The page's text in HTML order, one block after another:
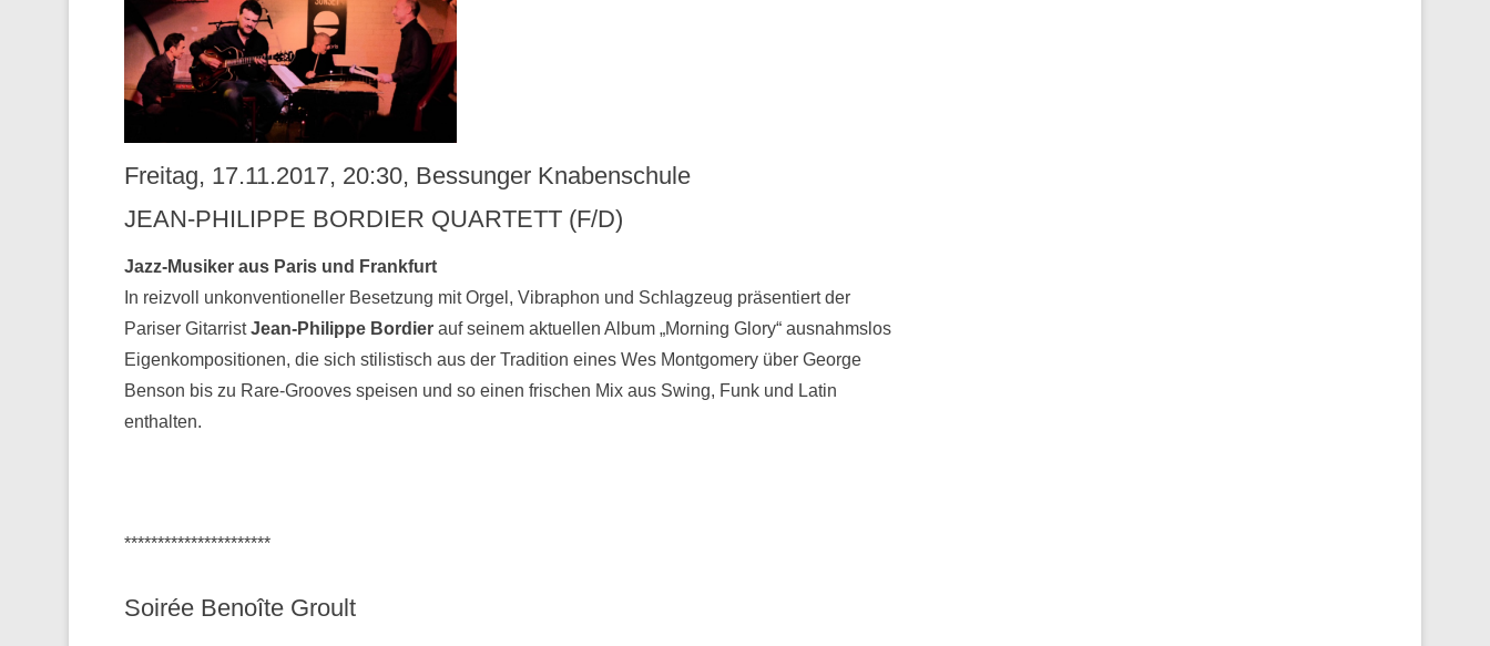
Freitag, 17.11.2017, 20:30, Bessunger Knabenschule
JEAN-PHILIPPE BORDIER QUARTETT (F/D)
Jazz-Musiker aus Paris und Frankfurt
In reizvoll unkonventioneller Besetzung mit Orgel, Vibraphon und Schlagzeug präsentiert der
Pariser GitarristJean-Philippe Bordier auf seinem aktuellen Album „Morning Glory“ ausnahmslos
Eigenkompositionen, die sich stilistisch aus der Tradition eines Wes Montgomery über George
Benson bis zu Rare-Grooves speisen und so einen frischen Mix aus Swing, Funk und Latin
enthalten.
**********************
Soirée Benoîte Groult